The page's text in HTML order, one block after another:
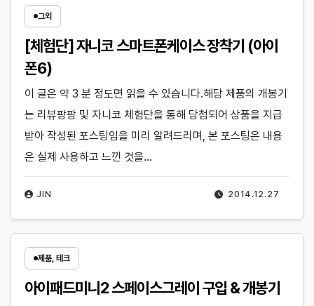
그외
[체험단] 자니코 스마트폰케이스 장착기 (아이
폰6)
2014.12.27
JIN
이 글은 약 3 분 정도면 읽을 수 있습니다.해당 제품의 개봉기
는 리뷰팡팡 및 자니코 체험단을 통해 당첨되어 상품을 지급
받아 작성된 포스팅임을 미리 알려드리며, 본 포스팅은 내용
은 실제 사용하고 느낀 것을…
제품, 테크
아이패드미니2 스페이스그레이 구입 & 개봉기